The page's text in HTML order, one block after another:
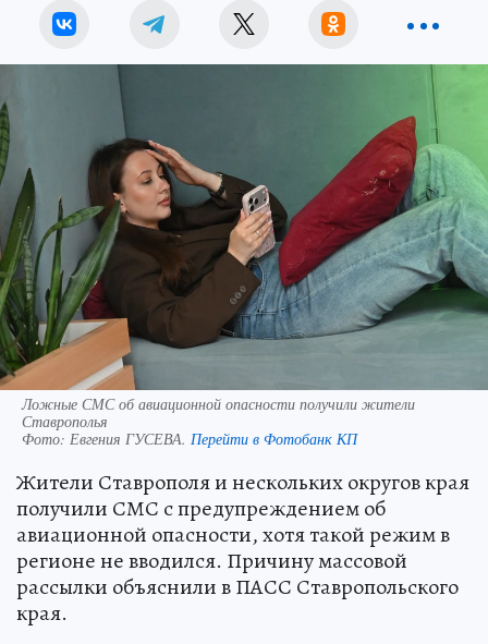
Ложные СМС об авиационной опасности получили жители
Ставрополья
Фото: Евгения ГУСЕВА. Перейти в Фотобанк КП
Жители Ставрополя и нескольких округов края
получили СМС с предупреждением об
авиационной опасности, хотя такой режим в
регионе не вводился. Причину массовой
рассылки объяснили в ПАСС Ставропольского
края.